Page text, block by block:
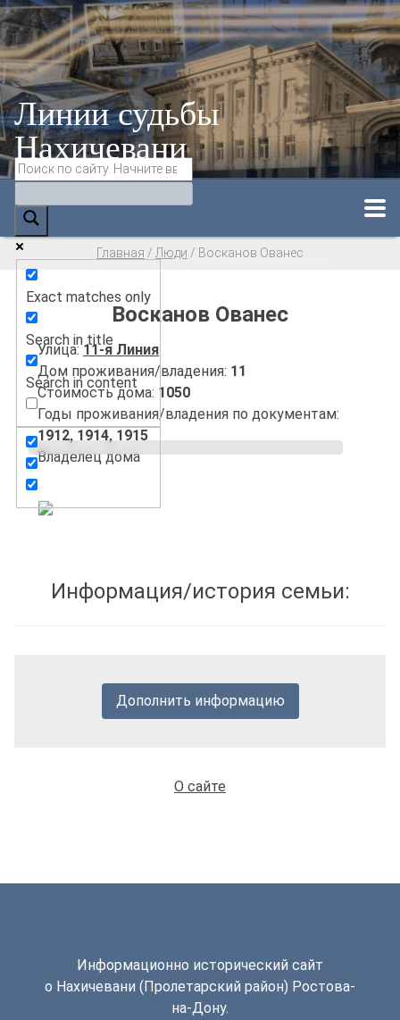
Линии судьбы
Нахичевани
Exact matches only
Search in title
Search in content
Главная / Люди / Восканов Ованес
Восканов Ованес
Улица:11-я Линия
Дом проживания/владения: 11
Стоимость дома: 1050
Годы проживания/владения по документам:
1912, 1914, 1915
Владелец дома
Информация/история семьи:
Дополнить информацию
О сайте
Информационно исторический сайт
о Нахичевани (Пролетарский район) Ростова-
на-Дону.